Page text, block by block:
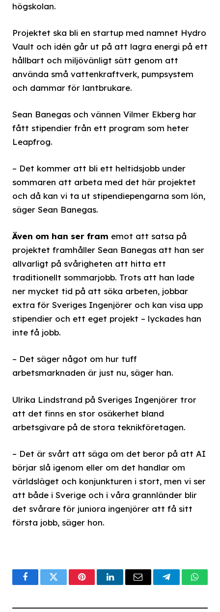
högskolan.
Projektet ska bli en startup med namnet Hydro
Vault och idén går ut på att lagra energi på ett
hållbart och miljövänligt sätt genom att
använda små vattenkraftverk, pumpsystem
och dammar för lantbrukare.
Sean Banegas och vännen Vilmer Ekberg har
fått stipendier från ett program som heter
Leapfrog.
– Det kommer att bli ett heltidsjobb under
sommaren att arbeta med det här projektet
och då kan vi ta ut stipendiepengarna som lön,
säger Sean Banegas.
Även om han ser fram emot att satsa på
projektet framhåller Sean Banegas att han ser
allvarligt på svårigheten att hitta ett
traditionellt sommarjobb. Trots att han lade
ner mycket tid på att söka arbeten, jobbar
extra för Sveriges Ingenjörer och kan visa upp
stipendier och ett eget projekt – lyckades han
inte få jobb.
– Det säger något om hur tuff
arbetsmarknaden är just nu, säger han.
Ulrika Lindstrand på Sveriges Ingenjörer tror
att det finns en stor osäkerhet bland
arbetsgivare på de stora teknikföretagen.
– Det är svårt att säga om det beror på att AI
börjar slå igenom eller om det handlar om
världsläget och konjunkturen i stort, men vi ser
att både i Sverige och i våra grannländer blir
det svårare för juniora ingenjörer att få sitt
första jobb, säger hon.
FacebookTwitterPinterestLinkedInEmail Telegram